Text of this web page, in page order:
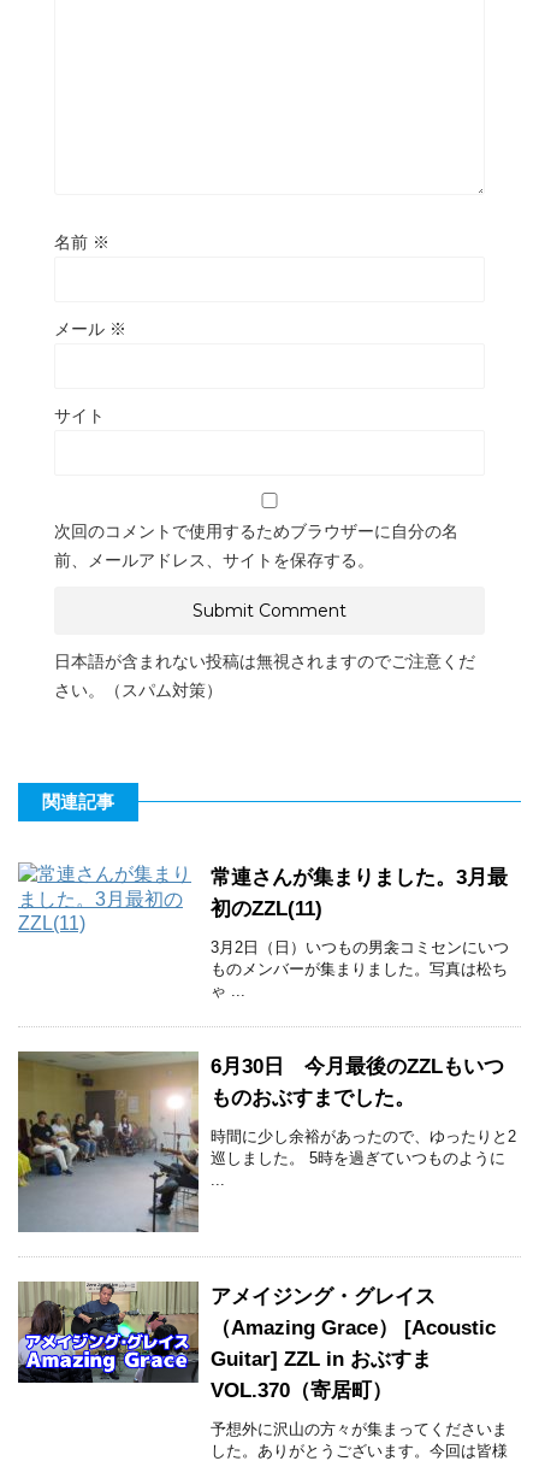
名前 ※
メール ※
サイト
次回のコメントで使用するためブラウザーに自分の名
前、メールアドレス、サイトを保存する。
日本語が含まれない投稿は無視されますのでご注意くだ
さい。（スパム対策）
関連記事
常連さんが集まりました。3月最
初のZZL(11)
3月2日（日）いつもの男衾コミセンにいつ
ものメンバーが集まりました。写真は松ち
ゃ ...
6月30日 今月最後のZZLもいつ
ものおぶすまでした。
時間に少し余裕があったので、ゆったりと2
巡しました。 5時を過ぎていつものように
アメイジング・グレイス
（Amazing Grace） [Acoustic
Guitar] ZZL in おぶすま
VOL.370（寄居町）
予想外に沢山の方々が集まってくださいま
した。ありがとうございます。今回は皆様